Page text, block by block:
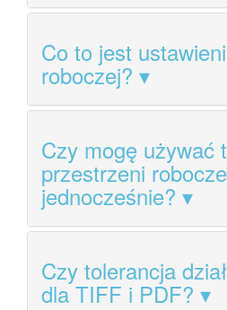
Co to jest
roboczej?
Czy mogę używać
przestrzeni
jednocześnie?
Czy tolerancja
dla TIFF i PDF?